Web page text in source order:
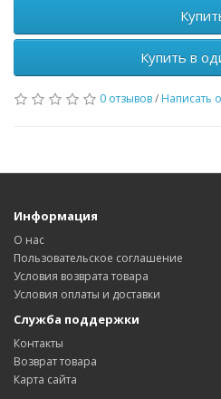
Купить в
0 отзывов/ Написать
Информация
О нас
Пользовательское соглашение
Условия возврата товара
Условия оплаты и доставки
Служба поддержки
Контакты
Возврат товара
Карта сайта